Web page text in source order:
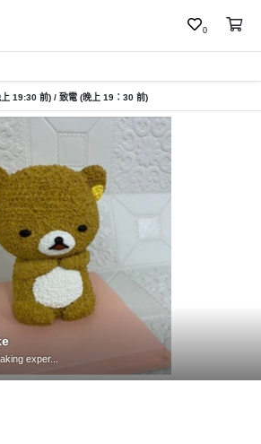
0
上 19:30 前) / 致電 (晚上 19：30 前)
exper...